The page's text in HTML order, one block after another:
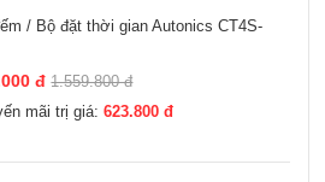
/ Bộ đặt thời gian Autonics CT4S-
đ 1.559.800 đ
mãi trị giá:623.800 đ